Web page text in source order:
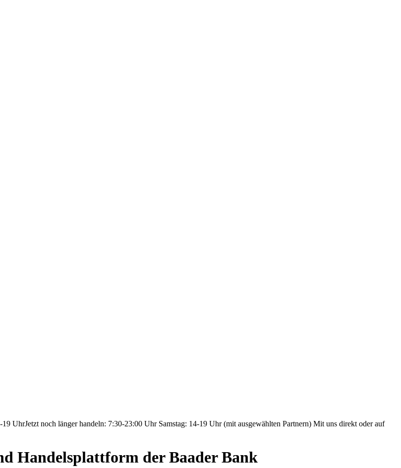
19 UhrJetzt noch länger handeln: 7:30-23:00 Uhr Samstag: 14-19 Uhr (mit ausgewählten Partnern) Mit uns direkt oder auf
Handelsplattform der Baader Bank